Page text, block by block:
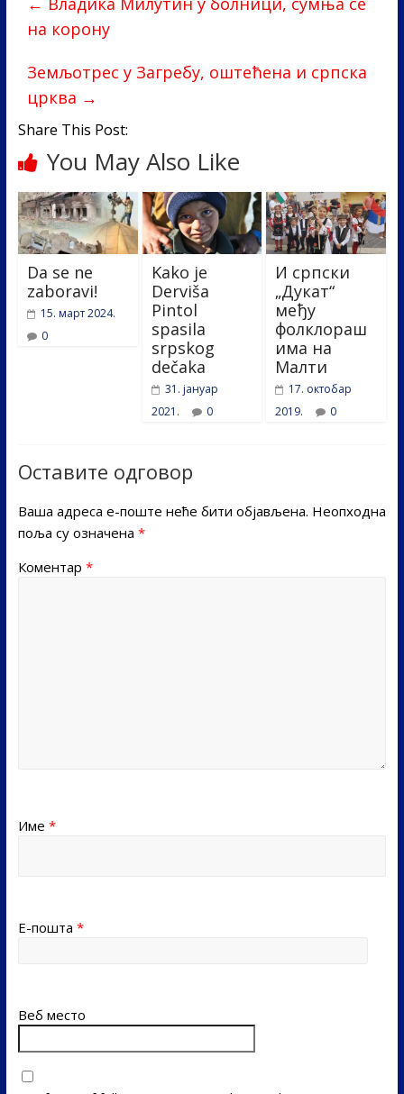
o
o
k
dI
на корону
Земљотрес у Загребу, оштећена и српска
црква →
Share This Post:
You May Also Like
Da se ne
zaboravi!
15. март 2024.
0
Kako je
Derviša
Pintol
spasila
srpskog
dečaka
31. јануар
2021.
0
И српски
„Дукат“
међу
фолклораш
има на
Малти
17. октобар
2019.
0
Оставите одговор
Ваша адреса е-поште неће бити објављена. Неопходна
поља су означена *
Коментар *
Име *
Е-пошта *
Веб место